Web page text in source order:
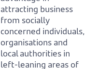
attracting business
from socially
concerned individuals,
organisations and
local authorities in
left-leaning areas of